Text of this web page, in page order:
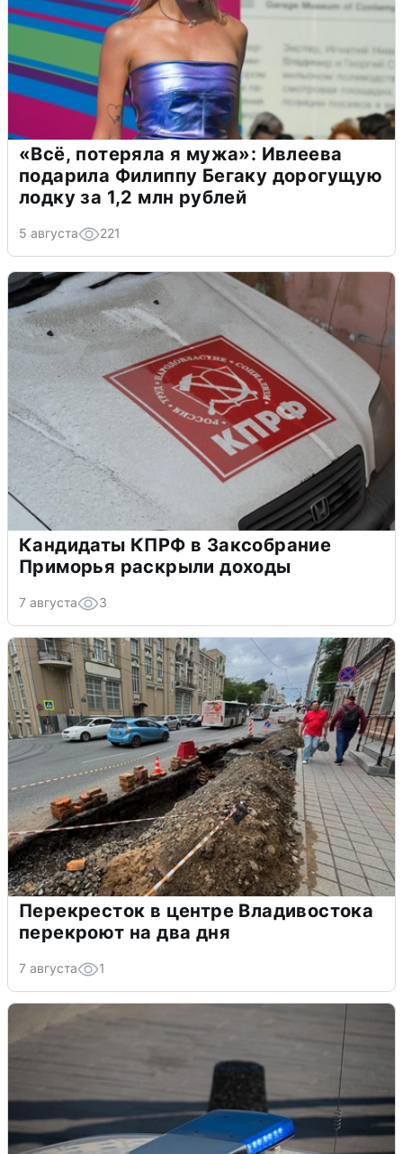
«Всё, потеряла я мужа»: Ивлеева
подарила Филиппу Бегаку дорогущую
лодку за 1,2 млн рублей
5 августа 221
Кандидаты КПРФ в Заксобрание
Приморья раскрыли доходы
7 августа 3
Перекресток в центре Владивостока
перекроют на два дня
7 августа 1